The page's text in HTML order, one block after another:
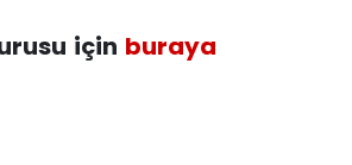
için buraya